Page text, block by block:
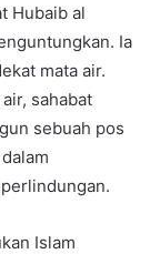
Hubaib al
Ia
mata air.
sahabat
sebuah pos
Islam